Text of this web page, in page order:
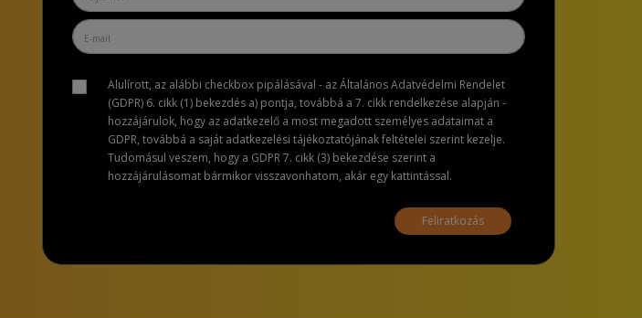
Alulírott, az alábbi checkbox pipálásával - az Általános Adatvédelmi Rendelet
(GDPR) 6. cikk (1) bekezdés a) pontja, továbbá a 7. cikk rendelkezése alapján -
hozzájárulok, hogy az adatkezelő a most megadott személyes adataimat a
GDPR, továbbá a saját adatkezelési tájékoztatójának feltételei szerint kezelje.
Tudomásul veszem, hogy a GDPR 7. cikk (3) bekezdése szerint a
hozzájárulásomat bármikor visszavonhatom, akár egy kattintással.
Feliratkozás